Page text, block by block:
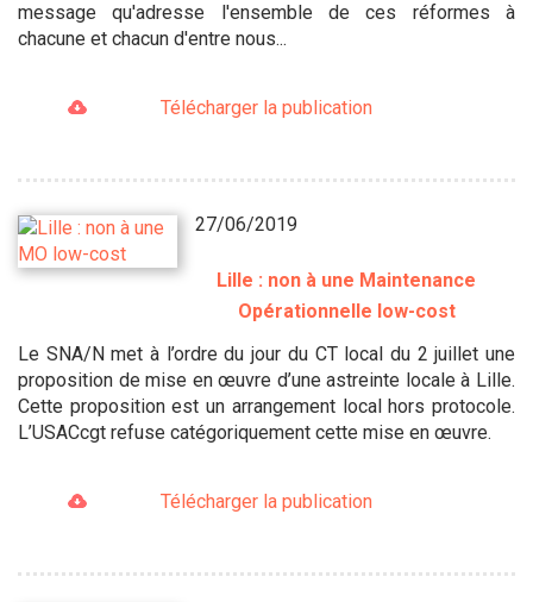
message qu'adresse l'ensemble de ces réformes à
chacune et chacun d'entre nous...
Télécharger la publication
27/06/2019
Lille : non à une Maintenance
Opérationnelle low-cost
Le SNA/N met à l’ordre du jour du CT local du 2 juillet une
proposition de mise en œuvre d’une astreinte locale à Lille.
Cette proposition est un arrangement local hors protocole.
L’USACcgt refuse catégoriquement cette mise en œuvre.
Télécharger la publication